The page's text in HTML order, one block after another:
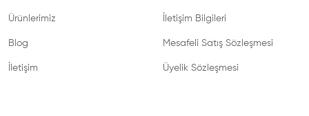
Ürünlerimiz
Blog
İletişim
İletişim Bilgileri
Mesafeli Satış Sözleşmesi
Üyelik Sözleşmesi